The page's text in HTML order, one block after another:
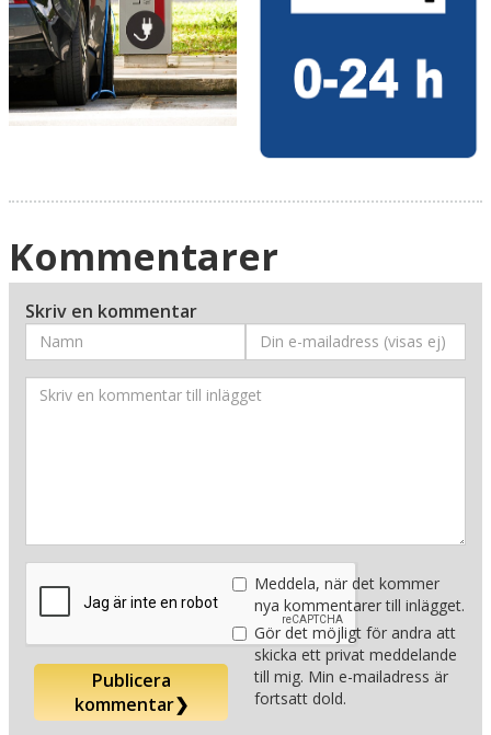
Kommentarer
Skriv en kommentar
Publicera
kommentar❯
Meddela, när det kommer
nya kommentarer till inlägget.
Gör det möjligt för andra att
skicka ett privat meddelande
till mig. Min e-mailadress är
fortsatt dold.